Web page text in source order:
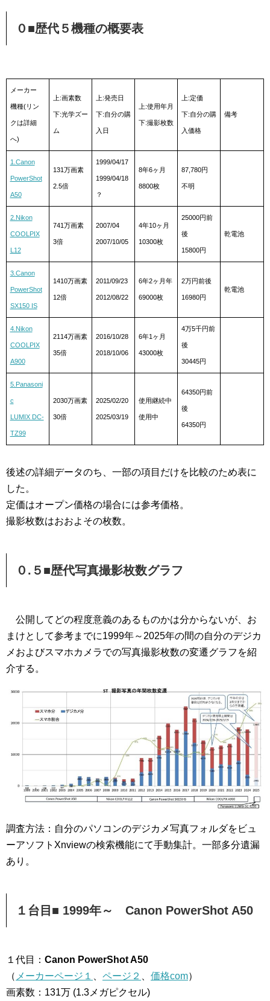
０■歴代５機種の概要表
メーカー
機種(リン
クは詳細
へ)
上:画素数
下:光学ズー
ム
上:発売日
下:自分の購
入日
上:使用年月
下:撮影枚数
上:定価
下:自分の購
入価格
備考
1.Canon
PowerShot
A50
131万画素
2.5倍
1999/04/17
1999/04/18
？
8年6ヶ月
8800枚
87,780円
不明
2.Nikon
COOLPIX
L12
741万画素
3倍
2007/04
2007/10/05
4年10ヶ月
10300枚
25000円前
後
15800円
乾電池
3.Canon
PowerShot
SX150 IS
1410万画素
12倍
2011/09/23
2012/08/22
6年2ヶ月年
69000枚
2万円前後
16980円
乾電池
4.Nikon
COOLPIX
A900
2114万画素
35倍
2016/10/28
2018/10/06
6年1ヶ月
43000枚
4万5千円前
後
30445円
5.Panasoni
c
LUMIX DC-
TZ99
2030万画素
30倍
2025/02/20
2025/03/19
使用継続中
使用中
64350円前
後
64350円
後述の詳細データのち、一部の項目だけを比較のため表に
した。
定価はオープン価格の場合には参考価格。
撮影枚数はおおよその枚数。
０.５■歴代写真撮影枚数グラフ
公開してどの程度意義のあるものかは分からないが、お
まけとして参考までに1999年～2025年の間の自分のデジカ
メおよびスマホカメラでの写真撮影枚数の変遷グラフを紹
介する。
調査方法：自分のパソコンのデジカメ写真フォルダをビュ
ーアソフトXnviewの検索機能にて手動集計。一部多分遺漏
あり。
１台目■ 1999年～ Canon PowerShot A50
１代目： Canon PowerShot A50
（ メーカーページ１ ページ２ 価格com）
画素数：131万 (1.3メガピクセル)